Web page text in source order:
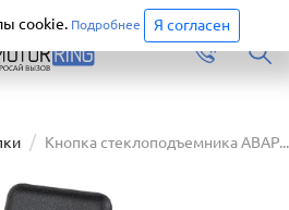
Перейти
Кнопка стеклоподъемника АВАР...
cookie. Подробнее Я согласен